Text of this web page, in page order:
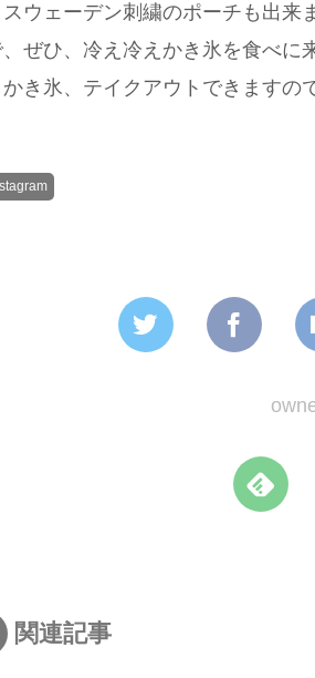
ウェーデン刺繍のポーチも出来
ぜひ、冷え冷えかき氷を食べに
き氷、テイクアウトできますの
関連記事